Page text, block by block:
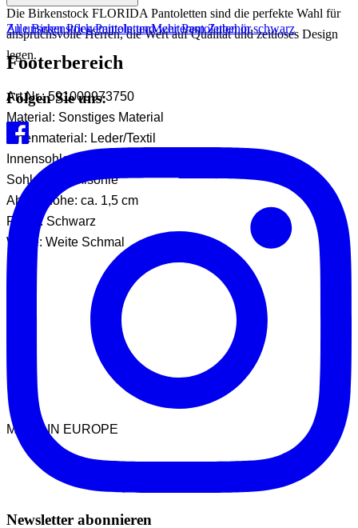
Die Birkenstock FLORIDA Pantoletten sind die perfekte Wahl für
anspruchsvolle Herren, die Wert auf Qualität und zeitloses Design
legen.
Art.Nr.: 591009973750
Material: Sonstiges Material
Innenmaterial: Leder/Textil
Innensohle: Leder
Sohle: Gummisohle
Absatzhöhe: ca. 1,5 cm
Farbe: Schwarz
Weite: Weite Schmal
MADE IN EUROPE
Zu unseren Pflegemitteln und weiterem Zubehör
Alle Birkenstock PantolettenMehr Pantoletten in schwarz
Footerbereich
Folgen Sie uns:
Newsletter abonnieren